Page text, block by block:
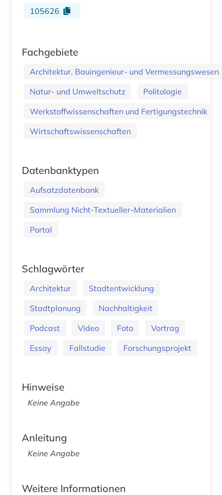
105626
Fachgebiete
Architektur, Bauingenieur- und Vermessungswesen
Natur- und Umweltschutz
Politologie
Werkstoffwissenschaften und Fertigungstechnik
Wirtschaftswissenschaften
Datenbanktypen
Aufsatzdatenbank
Sammlung Nicht-Textueller-Materialien
Portal
Schlagwörter
Architektur
Stadtentwicklung
Stadtplanung
Nachhaltigkeit
Podcast
Video Foto
Vortrag
Essay
Fallstudie Forschungsprojekt
Hinweise
Keine Angabe
Anleitung
Keine Angabe
Weitere Informationen